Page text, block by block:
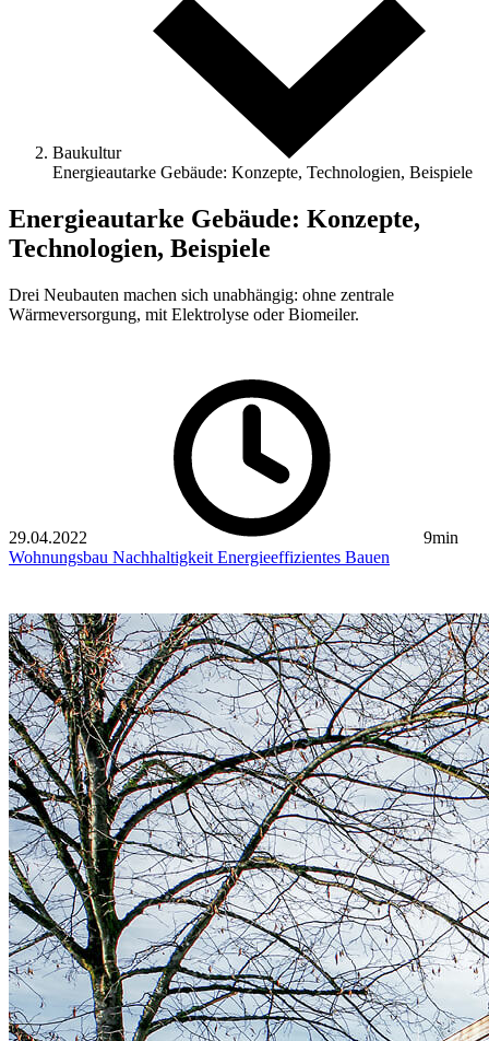
Baukultur
Energieautarke Gebäude: Konzepte, Technologien, Beispiele
Energieautarke Gebäude: Konzepte,
Technologien, Beispiele
Drei Neubauten machen sich unabhängig: ohne zentrale
Wärmeversorgung, mit Elektrolyse oder Biomeiler.
29.04.2022
9min
Wohnungsbau Nachhaltigkeit Energieeffizientes Bauen